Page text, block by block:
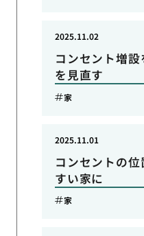
コンセント増
を見直す
2025.11.02
家
コンセントの
すい家に
2025.11.01
家